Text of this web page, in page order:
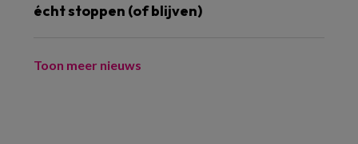
écht stoppen (of blijven)
Toon meer nieuws